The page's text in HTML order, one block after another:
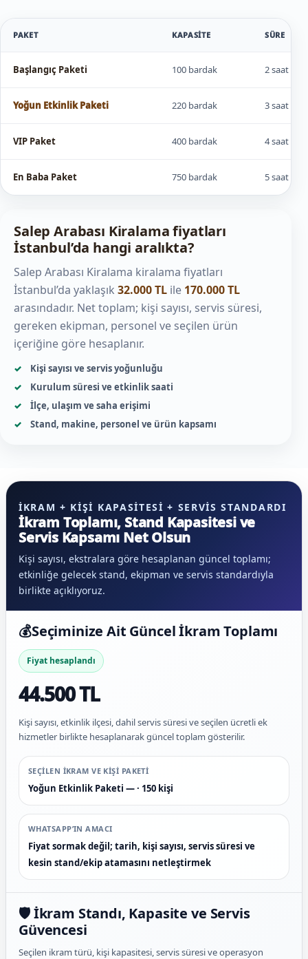
PAKET KAPASITE SÜRE
Başlangıç Paketi 100 bardak 2 saat
Yoğun Etkinlik Paketi 220 bardak 3 saat
VIP Paket 400 bardak 4 saat
En Baba Paket 750 bardak 5 saat
Salep Arabası Kiralama fiyatları
İstanbul’da hangi aralıkta?
Salep Arabası Kiralama kiralama fiyatları
İstanbul’da yaklaşık 32.000 TL ile 170.000 TL
arasındadır. Net toplam; kişi sayısı, servis süresi,
gereken ekipman, personel ve seçilen ürün
içeriğine göre hesaplanır.
Kişi sayısı ve servis yoğunluğu
Kurulum süresi ve etkinlik saati
İlçe, ulaşım ve saha erişimi
Stand, makine, personel ve ürün kapsamı
İKRAM + KIŞI KAPASITESI + SERVIS STANDARDI
İkram Toplamı, Stand Kapasitesi ve
Servis Kapsamı Net Olsun
Kişi sayısı, ekstralara göre hesaplanan güncel toplamı;
etkinliğe gelecek stand, ekipman ve servis standardıyla
birlikte açıklıyoruz.
💰Seçiminize Ait Güncel İkram Toplamı
Fiyat hesaplandı
44.500 TL
Kişi sayısı, etkinlik ilçesi, dahil servis süresi ve seçilen ücretli ek
hizmetler birlikte hesaplanarak güncel toplam gösterilir.
SEÇILEN IKRAM VE KIŞI PAKETI
Yoğun Etkinlik Paketi — · 150 kişi
WHATSAPP’IN AMACI
Fiyat sormak değil; tarih, kişi sayısı, servis süresi ve
kesin stand/ekip atamasını netleştirmek
🛡️ İkram Standı, Kapasite ve Servis
Güvencesi
Seçilen ikram türü, kişi kapasitesi, servis süresi ve operasyon